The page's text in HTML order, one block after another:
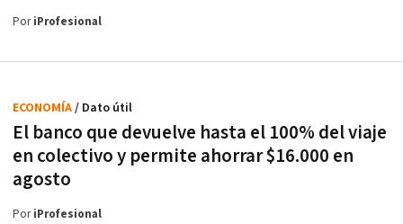
PoriProfesional
El banco que devuelve hasta el 100% del viaje
en colectivo y permite ahorrar $16.000 en
agosto
ECONOMÍA/ Dato útil
PoriProfesional